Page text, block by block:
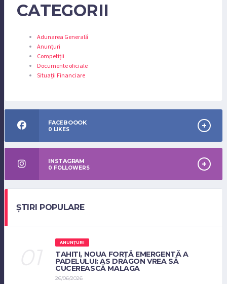
CATEGORII
Adunarea Generală
Anunțuri
Competiții
Documente oficiale
Situații Financiare
FACEBOOOK
0 LIKES
INSTAGRAM
0 FOLLOWERS
ȘTIRI POPULARE
ANUNȚURI
TAHITI, NOUA FORȚĂ EMERGENTĂ A
PADELULUI: AS DRAGON VREA SĂ
CUCEREASCĂ MALAGA
26/06/2026